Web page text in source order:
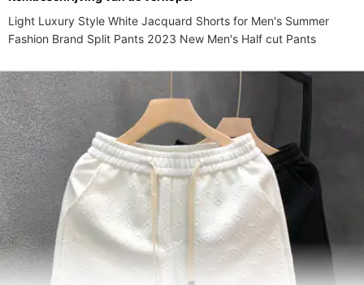
Lage taille
Lengte van de broek
Kort
Light Luxury Style White Jacquard Shorts for Men's Summer
Fashion Brand Split Pants 2023 New Men's Half cut Pants